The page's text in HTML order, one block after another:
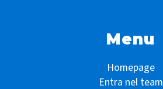
Menu
Homepage
Entra nel team